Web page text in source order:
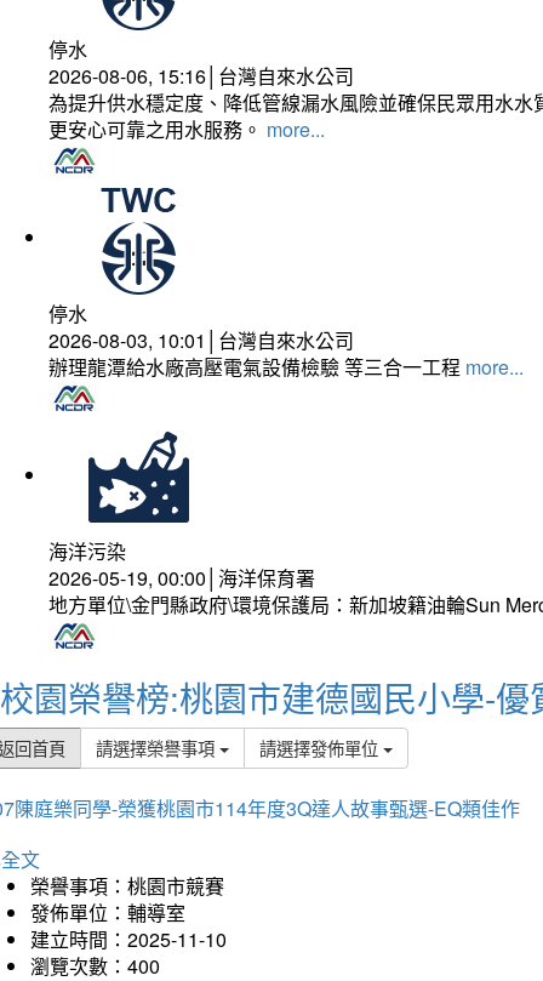
停水
2026-08-06, 15:16│台灣自來水公司
為提升供水穩定度、降低管線漏水風險並確保民眾用水
更安心可靠之用水服務。 more...
停水
2026-08-03, 10:01│台灣自來水公司
辦理龍潭給水廠高壓電氣設備檢驗 等三合一工程 more...
海洋污染
2026-05-19, 00:00│海洋保育署
地方單位\金門縣政府\環境保護局：新加坡籍油輪Sun
校園榮譽榜:桃園市建德國民小學-優
回首頁 請選擇榮譽事項 請選擇發佈單位
陳庭樂同學-榮獲桃園市114年度3Q達人故事甄選-EQ類佳作
文
榮譽事項：桃園市競賽
發佈單位：輔導室
建立時間：2025-11-10
瀏覽次數：400